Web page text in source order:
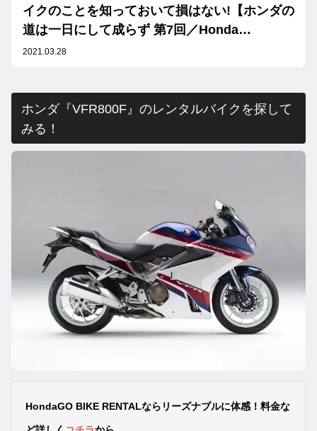
イクのことを知っておいて損はない!【ホンダの
道は一日にして成らず 第7回／Honda
VFR800F 前編】
2021.03.28
ホンダ『VFR800F』のレンタルバイクを探して
みる！
HondaGO BIKE RENTALならリーズナブルに体感！料金な